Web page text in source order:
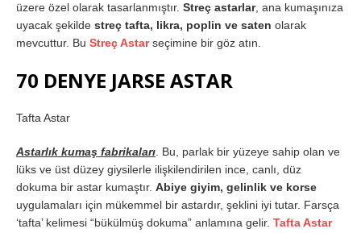
üzere özel olarak tasarlanmıştır. Streç astarlar, ana kumaşınıza
uyacak şekilde streç tafta, likra, poplin ve saten olarak
mevcuttur. Bu Streç Astarseçimine bir göz atın.
70 DENYE JARSE ASTAR
Tafta Astar
Astarlık kumaş fabrikaları. Bu, parlak bir yüzeye sahip olan ve
lüks ve üst düzey giysilerle ilişkilendirilen ince, canlı, düz
dokuma bir astar kumaştır. Abiye giyim, gelinlik ve korse
uygulamaları için mükemmel bir astardır, şeklini iyi tutar. Farsça
‘tafta’ kelimesi “bükülmüş dokuma” anlamına gelir. Tafta Astar